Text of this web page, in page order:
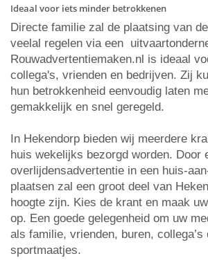
Ideaal voor iets minder betrokkenen
Directe familie zal de plaatsing van
veelal regelen via een
Rouwadvertentiemaken.nl is ideaal
collega's, vrienden en bedrijven. Zij
hun betrokkenheid eenvoudig laten
gemakkelijk en snel geregeld.
In Hekendorp bieden wij meerdere
huis wekelijks bezorgd worden. Door
overlijdensadvertentie in een huis-
plaatsen zal een groot deel van
hoogte zijn. Kies de krant en maak
op. Een goede gelegenheid om uw
als familie, vrienden, buren, collega’s
sportmaatjes.